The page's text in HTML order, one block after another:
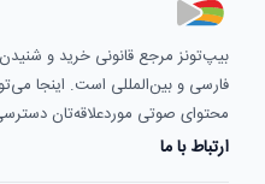
بیپ‌تونز مرجع قانونی خرید و
فارسی و بین‌المللی است. اینجا
محتوای صوتی موردعلاقه‌تان
ارتباط با ما